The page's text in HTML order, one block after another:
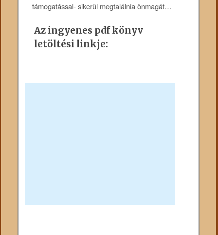
támogatással- sikerül megtalálnia önmagát…
Az ingyenes pdf könyv
letöltési linkje: